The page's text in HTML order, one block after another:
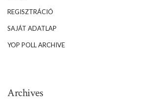
REGISZTRÁCIÓ
SAJÁT ADATLAP
YOP POLL ARCHIVE
Archives